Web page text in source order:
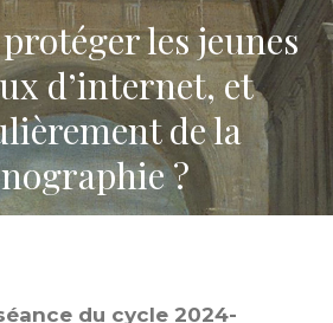
les jeunes
d’internet, et
de la
?
du cycle 2024-